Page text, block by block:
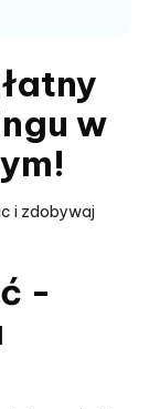
w
i zdobywaj
-